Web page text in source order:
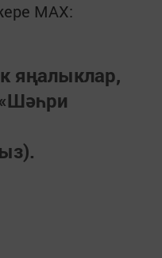
MАХ:
яңалыклар,